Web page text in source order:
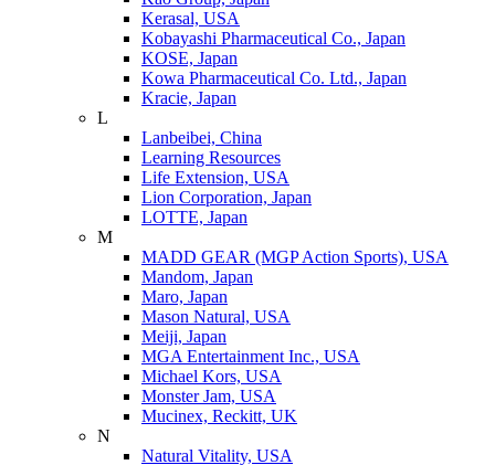
Kerasal, USA
Kobayashi Pharmaceutical Co., Japan
KOSE, Japan
Kowa Pharmaceutical Co. Ltd., Japan
Kracie, Japan
L
Lanbeibei, China
Learning Resources
Life Extension, USA
Lion Corporation, Japan
LOTTE, Japan
M
MADD GEAR (MGP Action Sports), USA
Mandom, Japan
Maro, Japan
Mason Natural, USA
Meiji, Japan
MGA Entertainment Inc., USA
Michael Kors, USA
Monster Jam, USA
Mucinex, Reckitt, UK
N
Natural Vitality, USA